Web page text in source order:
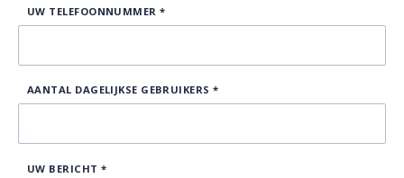
UW TELEFOONNUMMER*
AANTAL DAGELIJKSE GEBRUIKERS*
UW BERICHT *